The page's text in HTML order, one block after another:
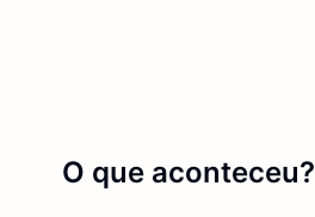
O que aconteceu?